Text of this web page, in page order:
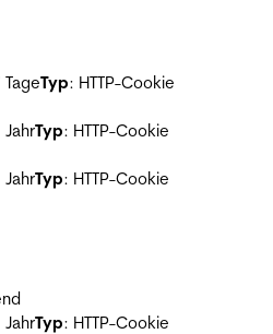
TageTyp: HTTP-Cookie
JahrTyp: HTTP-Cookie
JahrTyp: HTTP-Cookie
JahrTyp: HTTP-Cookie